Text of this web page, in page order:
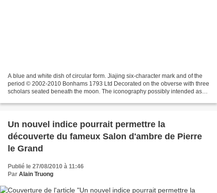
A blue and white dish of circular form. Jiajing six-character mark and of the
period © 2002-2010 Bonhams 1793 Ltd Decorated on the obverse with three
scholars seated beneath the moon. The iconography possibly intended as
Un nouvel indice pourrait permettre la
découverte du fameux Salon d'ambre de Pierre
le Grand
Publié le 27/08/2010 à 11:46
Par Alain Truong